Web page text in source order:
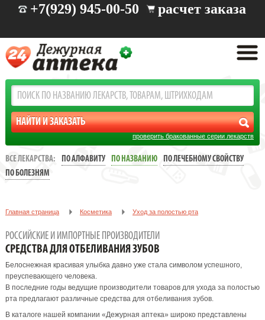
+7(929) 945-00-50 расчет заказа
проверить бракованные серии лекарств
ВСЕ ЛЕКАРСТВА: ПО АЛФАВИТУ ПО НАЗВАНИЮ
ПО ЛЕЧЕБНОМУ СВОЙСТВУ
ПО БОЛЕЗНЯМ
Главная страница Косметика Уход за полостью рта
РОССИЙСКИЕ И ИМПОРТНЫЕ ПРОИЗВОДИТЕЛИ
СРЕДСТВА ДЛЯ ОТБЕЛИВАНИЯ ЗУБОВ
Белоснежная красивая улыбка давно уже стала символом успешного,
преуспевающего человека.
В последние годы ведущие производители товаров для ухода за полостью
рта предлагают различные средства для отбеливания зубов.
В каталоге нашей компании «Дежурная аптека» широко представлены